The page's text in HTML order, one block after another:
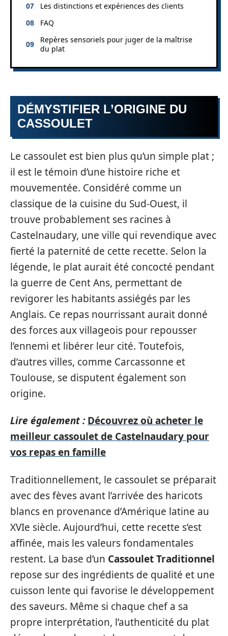
Les distinctions et expériences des clients
FAQ
Repères sensoriels pour juger de la maîtrise
du plat
DÉMYSTIFIER L’ORIGINE DU
CASSOULET
Le cassoulet est bien plus qu’un simple plat ;
il est le témoin d’une histoire riche et
mouvementée. Considéré comme un
classique de la cuisine du Sud-Ouest, il
trouve probablement ses racines à
Castelnaudary, une ville qui revendique avec
fierté la paternité de cette recette. Selon la
légende, le plat aurait été concocté pendant
la guerre de Cent Ans, permettant de
revigorer les habitants assiégés par les
Anglais. Ce repas nourrissant aurait donné
des forces aux villageois pour repousser
l’ennemi et libérer leur cité. Toutefois,
d’autres villes, comme Carcassonne et
Toulouse, se disputent également son
origine.
Lire également : Découvrez où acheter le
meilleur cassoulet de Castelnaudary pour
vos repas en famille
Traditionnellement, le cassoulet se préparait
avec des fèves avant l’arrivée des haricots
blancs en provenance d’Amérique latine au
XVIe siècle. Aujourd’hui, cette recette s’est
affinée, mais les valeurs fondamentales
restent. La base d’un Cassoulet Traditionnel
repose sur des ingrédients de qualité et une
cuisson lente qui favorise le développement
des saveurs. Même si chaque chef a sa
propre interprétation, l’authenticité du plat